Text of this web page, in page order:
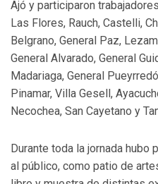
Ajó y participaron
Las Flores, Rauch, Castelli,
Belgrano, General Paz,
General Alvarado, General
Madariaga, General
Pinamar, Villa Gesell,
Necochea, San Cayetano y
Durante toda la jornada
al público, como patio de